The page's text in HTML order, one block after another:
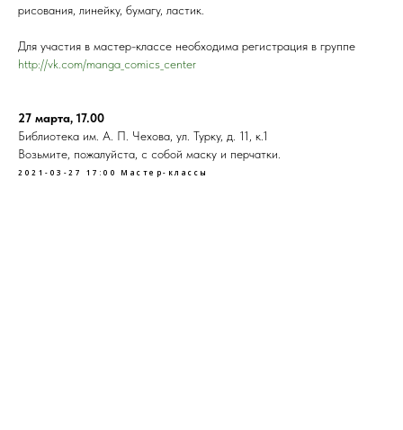
рисования, линейку, бумагу, ластик.
Для участия в мастер-классе необходима регистрация в группе
http://vk.com/manga_comics_center
27 марта, 17.00
Библиотека им. А. П. Чехова, ул. Турку, д. 11, к.1
Возьмите, пожалуйста, с собой маску и перчатки.
2021-03-27 17:00 Мастер-классы